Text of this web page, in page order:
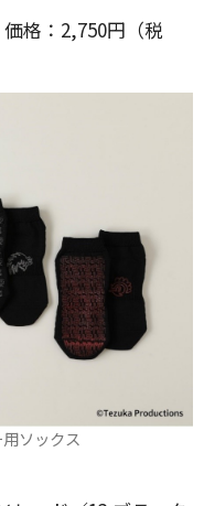
格：2,750円（税
ソックス